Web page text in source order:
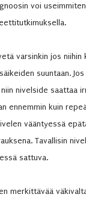
voi
varsinkin jos niihin
suuntaan.
nivelside saattaa
ennemmin kuin
vääntyessä
Tavallisin
sattuva.
merkittävää